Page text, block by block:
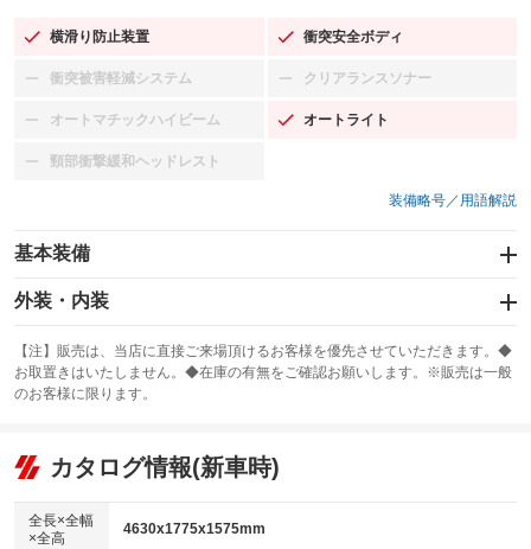
横滑り防止装置
：装備あり 衝突安全ボディ
：装備あり
衝突被害軽減システム
：装備なし クリアランスソナー
：装備なし
オートマチックハイビーム
：装備なし オートライト
：装備あり
頸部衝撃緩和ヘッドレスト
：装備なし
装備略号／用語解説
基本装備
エアバッグ：運転席/助手席/サイド
：装備あり
：装備なし
サンルーフ
：装備なし ABS
リフトアップ
：装備なし
：装備なし
パワーウィンドウ
外装・内装
カーナビ：SDナビ
：装備あり
TV
：装備なし
ビジュアル
：装備なし
：装備なし
【注】販売は、当店に直接ご来場頂けるお客様を優先させていただきます。◆
お取置きはいたしません。◆在庫の有無をご確認お願いします。※販売は一般
のお客様に限ります。
カタログ情報(新車時)
全長×全幅
×全高
4630x1775x1575mm